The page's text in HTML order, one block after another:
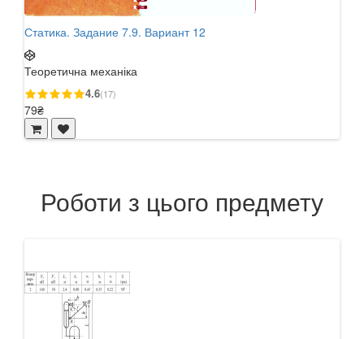
Статика. Задание 7.9. Вариант 12
Теоретична механіка
4.6(17)
79₴
Роботи з цього предмету